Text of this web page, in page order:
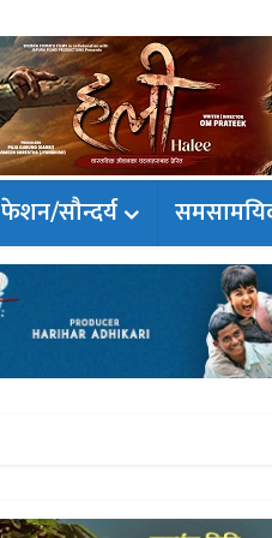
फेशन/सौन्दर्य